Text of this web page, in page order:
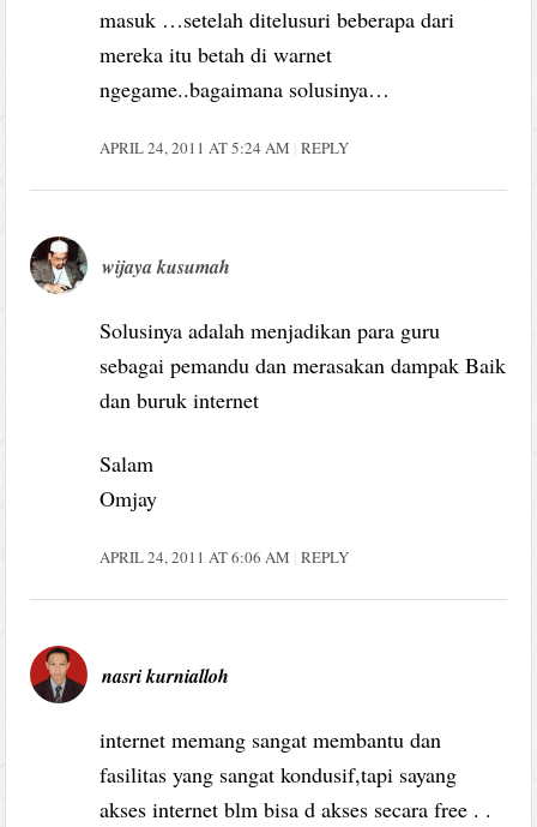
masuk …setelah ditelusuri beberapa dari
mereka itu betah di warnet
ngegame..bagaimana solusinya…
APRIL 24, 2011 AT 5:24 AM REPLY
wijaya kusumah
Solusinya adalah menjadikan para guru
sebagai pemandu dan merasakan dampak Baik
dan buruk internet
Salam
Omjay
APRIL 24, 2011 AT 6:06 AM REPLY
nasri kurnialloh
internet memang sangat membantu dan
fasilitas yang sangat kondusif,tapi sayang
akses internet blm bisa d akses secara free . .